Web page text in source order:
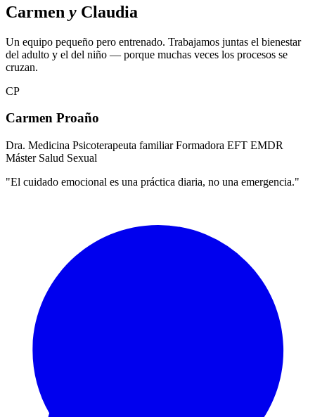
Carmen y Claudia
Un equipo pequeño pero entrenado. Trabajamos juntas el bienestar
del adulto y el del niño — porque muchas veces los procesos se
cruzan.
CP
Carmen Proaño
Dra. Medicina Psicoterapeuta familiar Formadora EFT EMDR
Máster Salud Sexual
"El cuidado emocional es una práctica diaria, no una emergencia."